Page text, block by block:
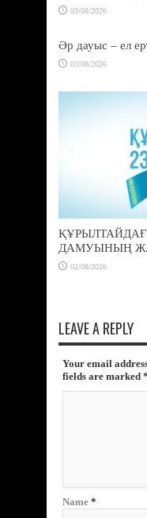
03/08/2026
Әр дауыс – ел
03/08/2026
ДАМУЫНЫҢ
02/08/2026
LEAVE A REPLY
Your email
fields are marked *
Name *